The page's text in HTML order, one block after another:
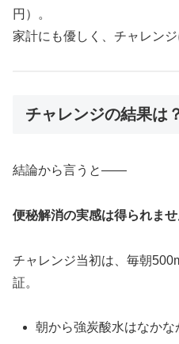
円）。
家計にも優しく、チャレン
チャレンジの結果は
結論から言うと——
便秘解消の実感は得られま
チャレンジ当初は、毎朝
証。
朝から強炭酸水はなかな